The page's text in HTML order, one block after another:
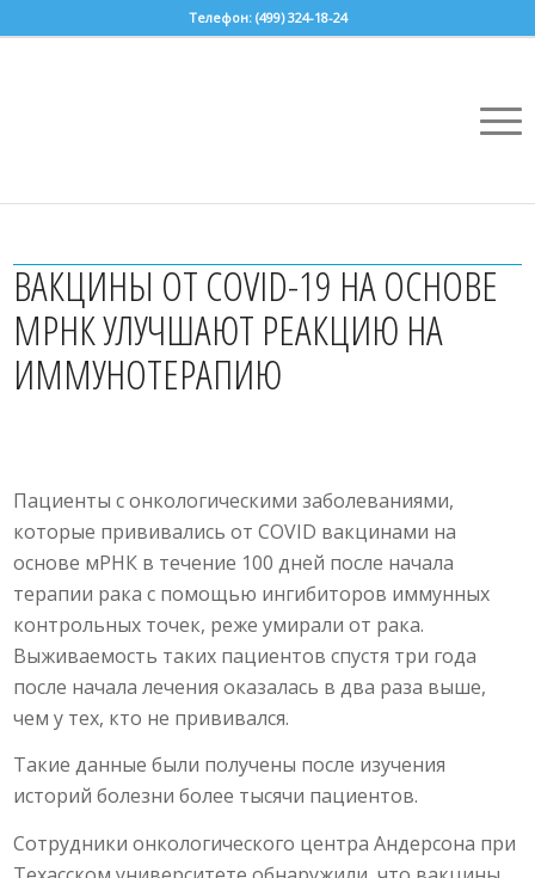
Телефон: (499) 324-18-24
ВАКЦИНЫ ОТ COVID-19 НА ОСНОВЕ
МРНК УЛУЧШАЮТ РЕАКЦИЮ НА
ИММУНОТЕРАПИЮ
Пациенты с онкологическими заболеваниями,
которые прививались от COVID вакцинами на
основе мРНК в течение 100 дней после начала
терапии рака с помощью ингибиторов иммунных
контрольных точек, реже умирали от рака.
Выживаемость таких пациентов спустя три года
после начала лечения оказалась в два раза выше,
чем у тех, кто не прививался.
Такие данные были получены после изучения
историй болезни более тысячи пациентов.
Сотрудники онкологического центра Андерсона при